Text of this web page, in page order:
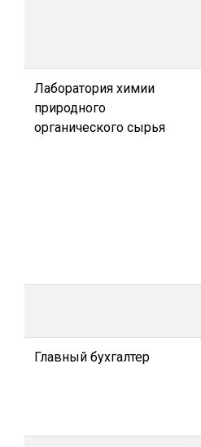
Лаборатория химии
природного
органического сырья
Главный бухгалтер